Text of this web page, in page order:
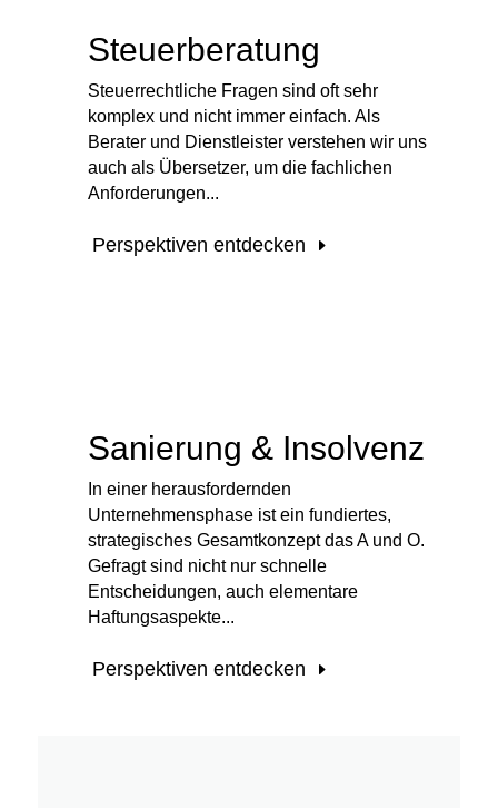
Steuerberatung
Steuerrechtliche Fragen sind oft sehr
komplex und nicht immer einfach. Als
Berater und Dienstleister verstehen wir uns
auch als Übersetzer, um die fachlichen
Anforderungen...
Perspektiven entdecken
Sanierung & Insolvenz
In einer herausfordernden
Unternehmensphase ist ein fundiertes,
strategisches Gesamtkonzept das A und O.
Gefragt sind nicht nur schnelle
Entscheidungen, auch elementare
Haftungsaspekte...
Perspektiven entdecken